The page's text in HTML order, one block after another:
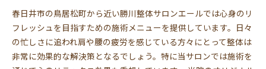
春日井市の鳥居松町から近い勝川整体サロンエールでは心身のリ
フレッシュを目指すための施術メニューを提供しています。日々
の忙しさに追われ肩や腰の疲労を感じている方々にとって整体は
非常に効果的な解決策となるでしょう。特に当サロンでは施術を